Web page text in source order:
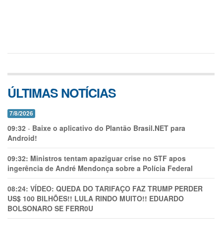
ÚLTIMAS NOTÍCIAS
7/8/2026
09:32 - Baixe o aplicativo do Plantão Brasil.NET para
Android!
09:32: Ministros tentam apaziguar crise no STF apos
ingerência de André Mendonça sobre a Polícia Federal
08:24: VÍDEO: QUEDA DO TARIFAÇO FAZ TRUMP PERDER
US$ 100 BILHÕES!! LULA RINDO MUITO!! EDUARDO
BOLSONARO SE FERR0U